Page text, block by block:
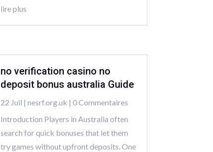
lire plus
no verification casino no
deposit bonus australia Guide
22 Juil | nesrf.org.uk | 0 Commentaires
Introduction Players in Australia often
search for quick bonuses that let them
try games without upfront deposits. One